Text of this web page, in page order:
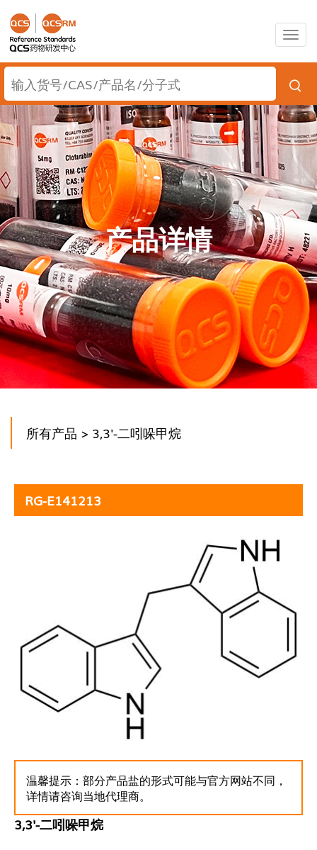
产品详情
所有产品 > 3,3'-二吲哚甲烷
RG-E141213
温馨提示：部分产品盐的形式可能与官方网站不同，
详情请咨询当地代理商。
3,3'-二吲哚甲烷